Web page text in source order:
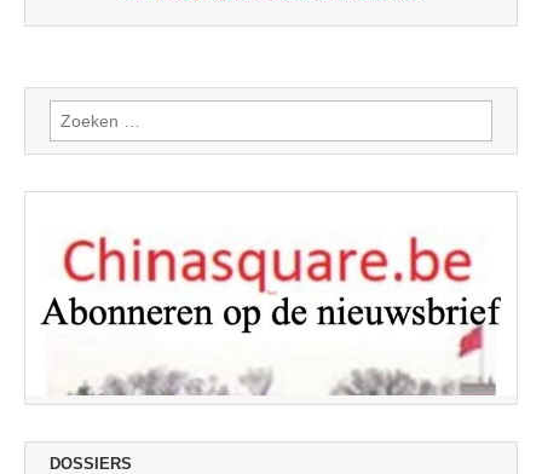
Zoeken
naar:
DOSSIERS